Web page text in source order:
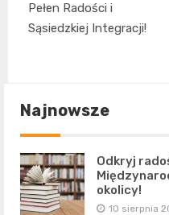
Pełen Radości i
Sąsiedzkiej Integracji!
Najnowsze
Odkryj
okolicy!
10 sierpnia